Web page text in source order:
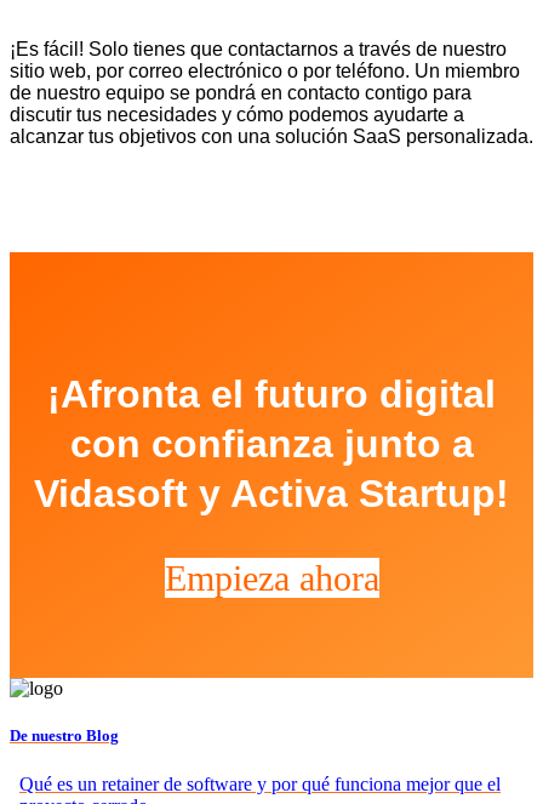
¡Es fácil! Solo tienes que contactarnos a través de nuestro
sitio web, por correo electrónico o por teléfono. Un miembro
de nuestro equipo se pondrá en contacto contigo para
discutir tus necesidades y cómo podemos ayudarte a
alcanzar tus objetivos con una solución SaaS personalizada.
¡Afronta el futuro digital
con confianza junto a
Vidasoft y Activa Startup!
Empieza ahora
De nuestro Blog
Qué es un retainer de software y por qué funciona mejor que el